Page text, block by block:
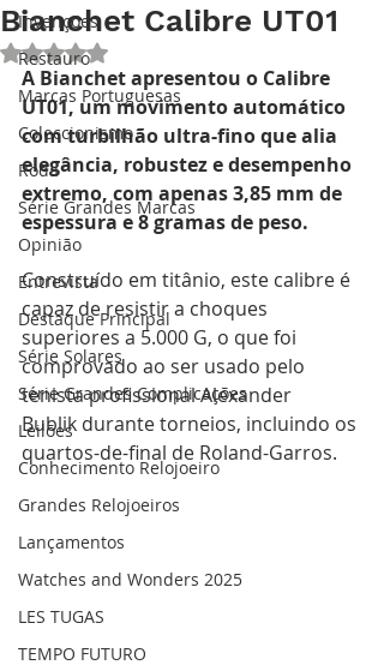
Invenções
Restauro
Marcas Portuguesas
Coleccionismo
Roda
Série Grandes Marcas
Opinião
Entrevista
Destaque Principal
Série Solares
Série Grandes Complicações
Leilões
Conhecimento Relojoeiro
Grandes Relojoeiros
Lançamentos
Watches and Wonders 2025
LES TUGAS
TEMPO FUTURO
Bianchet Calibre UT01
Avaliado com NaN de 5 estrelas.
A Bianchet apresentou o Calibre
UT01, um movimento automático
com turbilhão ultra-fino que alia
elegância, robustez e desempenho
extremo, com apenas 3,85 mm de
espessura e 8 gramas de peso.
Construído em titânio, este calibre é
capaz de resistir a choques
superiores a 5.000 G, o que foi
comprovado ao ser usado pelo
tenista profissional Alexander
Bublik durante torneios, incluindo os
quartos-de-final de Roland-Garros.